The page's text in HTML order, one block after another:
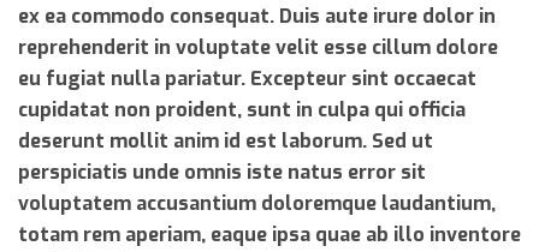
ex ea commodo consequat. Duis aute irure dolor in
reprehenderit in voluptate velit esse cillum dolore
eu fugiat nulla pariatur. Excepteur sint occaecat
cupidatat non proident, sunt in culpa qui officia
deserunt mollit anim id est laborum. Sed ut
perspiciatis unde omnis iste natus error sit
voluptatem accusantium doloremque laudantium,
totam rem aperiam, eaque ipsa quae ab illo inventore